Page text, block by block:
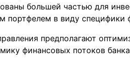
большей частью для
портфелем в виду специфики
предполагают
финансовых потоков